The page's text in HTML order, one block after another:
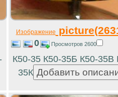
Изображение
0 Просмотров 2600
К50-35 К50-35Б К50-35В
35К